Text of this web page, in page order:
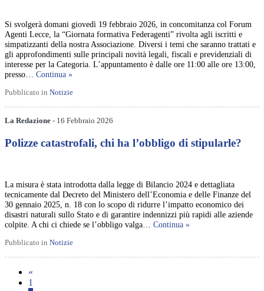
Si svolgerà domani giovedì 19 febbraio 2026, in concomitanza col Forum
Agenti Lecce, la “Giornata formativa Federagenti” rivolta agli iscritti e
simpatizzanti della nostra Associazione. Diversi i temi che saranno trattati e
gli approfondimenti sulle principali novità legali, fiscali e previdenziali di
interesse per la Categoria. L’appuntamento è dalle ore 11:00 alle ore 13:00,
presso… Continua »
Pubblicato in Notizie
La Redazione - 16 Febbraio 2026
Polizze catastrofali, chi ha l’obbligo di stipularle?
La misura è stata introdotta dalla legge di Bilancio 2024 e dettagliata
tecnicamente dal Decreto del Ministero dell’Economia e delle Finanze del
30 gennaio 2025, n. 18 con lo scopo di ridurre l’impatto economico dei
disastri naturali sullo Stato e di garantire indennizzi più rapidi alle aziende
colpite. A chi ci chiede se l’obbligo valga… Continua »
Pubblicato in Notizie
«
1